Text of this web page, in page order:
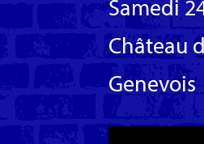
Samedi
Château
Genevois